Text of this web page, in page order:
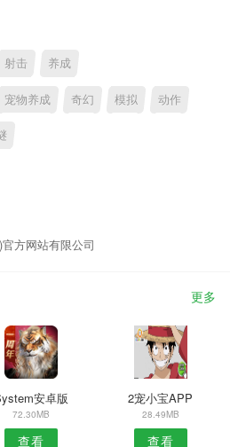
射击 养成
宠物养成 奇幻 模拟 动作
方网站有限公司
更多
安卓版
72.30MB
查看
2宠小宝APP
28.49MB
查看